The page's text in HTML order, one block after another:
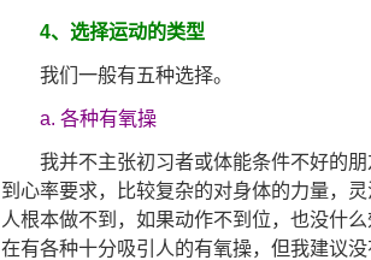
4、选择运动的类型
我们一般有五种选择。
a. 各种有氧操
我并不主张初习者或体能条件不好的朋
到心率要求，比较复杂的对身体的力量，
人根本做不到，如果动作不到位，也没什
在有各种十分吸引人的有氧操，但我建议